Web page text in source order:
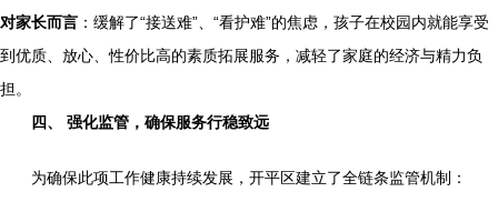
对家长而言 ：缓解了“接送难”、“看护难”的焦虑，孩子在校园内就能享受
到优质、放心、性价比高的素质拓展服务，减轻了家庭的经济与精力负
担。
四、 强化监管，确保服务行稳致远
为确保此项工作健康持续发展，开平区建立了全链条监管机制：